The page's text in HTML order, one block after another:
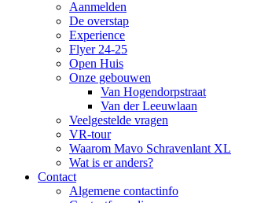
Aanmelden
De overstap
Experience
Flyer 24-25
Open Huis
Onze gebouwen
Van Hogendorpstraat
Van der Leeuwlaan
Veelgestelde vragen
VR-tour
Waarom Mavo Schravenlant XL
Wat is er anders?
Contact
Algemene contactinfo